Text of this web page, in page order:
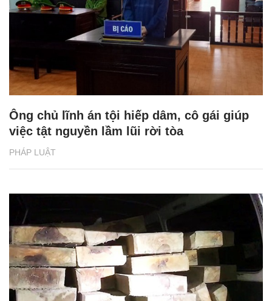
PHÁP LUẬT
Ông chủ lĩnh án tội hiếp dâm, cô gái giúp
việc tật nguyền lầm lũi rời tòa